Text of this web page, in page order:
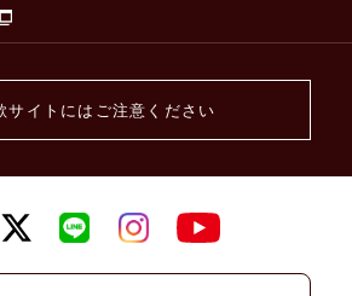
サイトにはご注意ください